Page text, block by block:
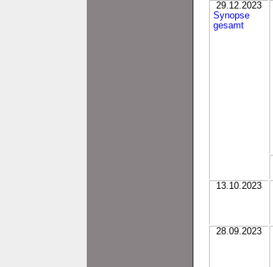
29.12.2023
Synopse
gesamt
13.10.2023
28.09.2023